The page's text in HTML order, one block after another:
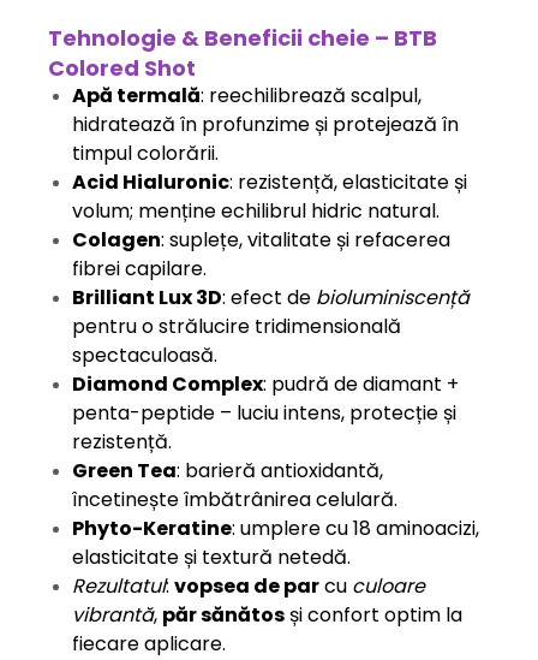
Tehnologie & Beneficii cheie – BTB
Colored Shot
Apă termală: reechilibrează scalpul,
hidratează în profunzime și protejează în
timpul colorării.
Acid Hialuronic: rezistență, elasticitate și
volum; menține echilibrul hidric natural.
Colagen: suplețe, vitalitate și refacerea
fibrei capilare.
Brilliant Lux 3D: efect de bioluminiscență
pentru o strălucire tridimensională
spectaculoasă.
Diamond Complex: pudră de diamant +
penta-peptide – luciu intens, protecție și
rezistență.
Green Tea: barieră antioxidantă,
încetinește îmbătrânirea celulară.
Phyto-Keratine: umplere cu 18 aminoacizi,
elasticitate și textură netedă.
Rezultatul: vopsea de parcu culoare
vibrantă, păr sănătosși confort optim la
fiecare aplicare.